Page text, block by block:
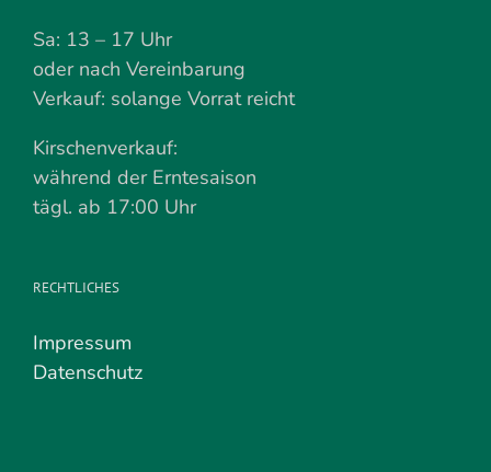
Sa: 13 – 17 Uhr
oder nach Vereinbarung
Verkauf: solange Vorrat reicht
Kirschenverkauf:
während der Erntesaison
tägl. ab 17:00 Uhr
RECHTLICHES
Impressum
Datenschutz